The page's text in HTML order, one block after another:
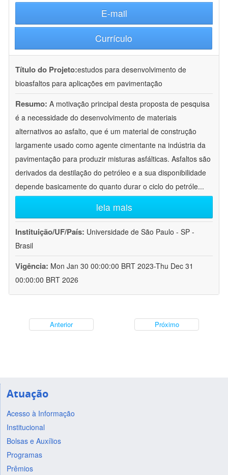
E-mail
Currículo
Título do Projeto:estudos para desenvolvimento de
bioasfaltos para aplicações em pavimentação
Resumo: A motivação principal desta proposta de pesquisa
é a necessidade do desenvolvimento de materiais
alternativos ao asfalto, que é um material de construção
largamente usado como agente cimentante na indústria da
pavimentação para produzir misturas asfálticas. Asfaltos são
derivados da destilação do petróleo e a sua disponibilidade
depende basicamente do quanto durar o ciclo do petróle...
leia mais
Instituição/UF/País: Universidade de São Paulo - SP -
Brasil
Vigência: Mon Jan 30 00:00:00 BRT 2023-Thu Dec 31
00:00:00 BRT 2026
Anterior Próximo
Atuação
Acesso à Informação
Institucional
Bolsas e Auxílios
Programas
Prêmios